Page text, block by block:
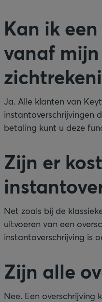
Kan ik
vanaf
Ja. Alle klanten van
instantoverschrijvingen
betaling kunt u deze
Zijn er
Net zoals bij de
uitvoeren van een
instantoverschrijving is
Zijn alle
Nee. Een overschrijving